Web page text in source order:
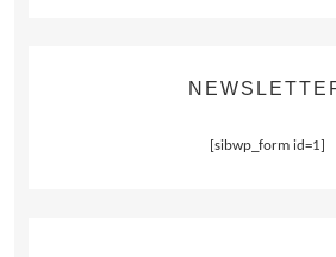
[sibwp_form id=1]